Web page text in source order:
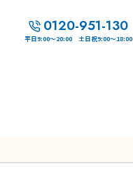
0120-951-130
平日9:00～20:00 土日祝9:00～18:00